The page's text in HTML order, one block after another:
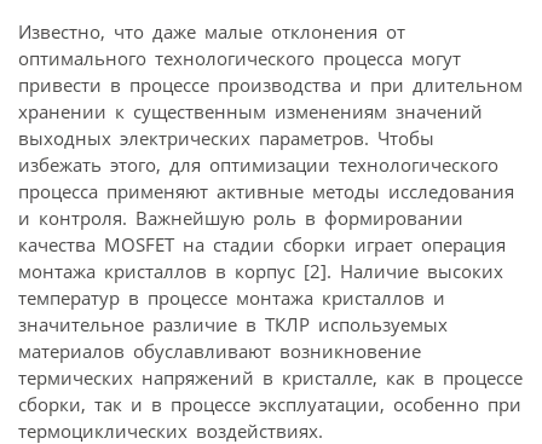
Известно, что даже малые отклонения от
оптимального технологического процесса могут
привести в процессе производства и при длительном
хранении к существенным изменениям значений
выходных электрических параметров. Чтобы
избежать этого, для оптимизации технологического
процесса применяют активные методы исследования
и контроля. Важнейшую роль в формировании
качества MOSFET на стадии сборки играет операция
монтажа кристаллов в корпус [2]. Наличие высоких
температур в процессе монтажа кристаллов и
значительное различие в ТКЛР используемых
материалов обуславливают возникновение
термических напряжений в кристалле, как в процессе
сборки, так и в процессе эксплуатации, особенно при
термоциклических воздействиях.